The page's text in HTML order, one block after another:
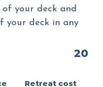
your deck and
your deck in any
20
Retreat cost